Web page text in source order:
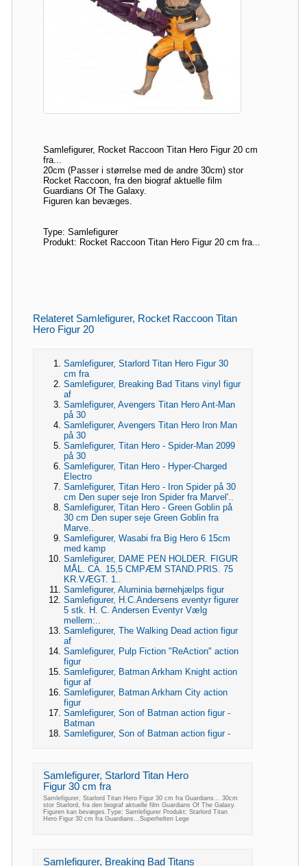
Samlefigurer, Rocket Raccoon Titan Hero Figur 20 cm
fra...
20cm (Passer i størrelse med de andre 30cm) stor
Rocket Raccoon, fra den biograf aktuelle film
Guardians Of The Galaxy.
Figuren kan bevæges.
Type: Samlefigurer
Produkt: Rocket Raccoon Titan Hero Figur 20 cm fra...
Relateret Samlefigurer, Rocket Raccoon Titan
Hero Figur 20
Samlefigurer, Starlord Titan Hero Figur 30
cm fra
Samlefigurer, Breaking Bad Titans vinyl figur
af
Samlefigurer, Avengers Titan Hero Ant-Man
på 30
Samlefigurer, Avengers Titan Hero Iron Man
på 30
Samlefigurer, Titan Hero - Spider-Man 2099
på 30
Samlefigurer, Titan Hero - Hyper-Charged
Electro
Samlefigurer, Titan Hero - Iron Spider på 30
cm Den super seje Iron Spider fra Marvel'..
Samlefigurer, Titan Hero - Green Goblin på
30 cm Den super seje Green Goblin fra
Marve..
Samlefigurer, Wasabi fra Big Hero 6 15cm
med kamp
Samlefigurer, DAME PEN HOLDER. FIGUR
MÅL. CA. 15,5 CMPÆM STAND.PRIS. 75
KR.VÆGT. 1..
Samlefigurer, Aluminia børnehjælps figur
Samlefigurer, H.C.Andersens eventyr figurer
5 stk. H. C. Andersen Eventyr Vælg
mellem:..
Samlefigurer, The Walking Dead action figur
af
Samlefigurer, Pulp Fiction "ReAction" action
figur
Samlefigurer, Batman Arkham Knight action
figur af
Samlefigurer, Batman Arkham City action
figur
Samlefigurer, Son of Batman action figur -
Batman
Samlefigurer, Son of Batman action figur -
Samlefigurer, Starlord Titan Hero
Figur 30 cm fra
Samlefigurer, Starlord Titan Hero Figur 30 cm fra Guardians... 30cm
stor Starlord, fra den biograf aktuelle film Guardians Of The Galaxy.
Figuren kan bevæges.Type: Samlefigurer Produkt: Starlord Titan
Hero Figur 30 cm fra Guardians...Superhelten Lege
Samlefigurer, Breaking Bad Titans